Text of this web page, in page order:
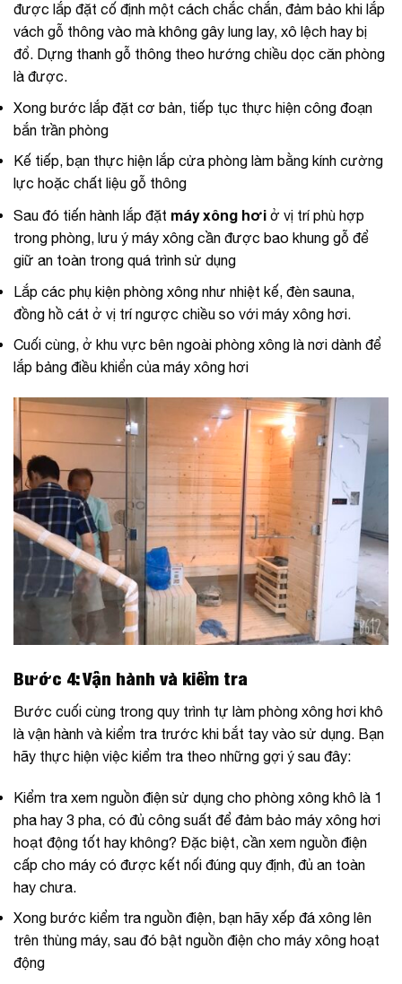
được lắp đặt cố định một cách chắc chắn, đảm bảo khi lắp
vách gỗ thông vào mà không gây lung lay, xô lệch hay bị
đổ. Dựng thanh gỗ thông theo hướng chiều dọc căn phòng
là được.
Xong bước lắp đặt cơ bản, tiếp tục thực hiện công đoạn
bắn trần phòng
Kế tiếp, bạn thực hiện lắp cửa phòng làm bằng kính cường
lực hoặc chất liệu gỗ thông
Sau đó tiến hành lắp đặt máy xông hơi ở vị trí phù hợp
trong phòng, lưu ý máy xông cần được bao khung gỗ để
giữ an toàn trong quá trình sử dụng
Lắp các phụ kiện phòng xông như nhiệt kế, đèn sauna,
đồng hồ cát ở vị trí ngược chiều so với máy xông hơi.
Cuối cùng, ở khu vực bên ngoài phòng xông là nơi dành để
lắp bảng điều khiển của máy xông hơi
Bước 4: Vận hành và kiểm tra
Bước cuối cùng trong quy trình tự làm phòng xông hơi khô
là vận hành và kiểm tra trước khi bắt tay vào sử dụng. Bạn
hãy thực hiện việc kiểm tra theo những gợi ý sau đây:
Kiểm tra xem nguồn điện sử dụng cho phòng xông khô là 1
pha hay 3 pha, có đủ công suất để đảm bảo máy xông hơi
hoạt động tốt hay không? Đặc biệt, cần xem nguồn điện
cấp cho máy có được kết nối đúng quy định, đủ an toàn
hay chưa.
Xong bước kiểm tra nguồn điện, bạn hãy xếp đá xông lên
trên thùng máy, sau đó bật nguồn điện cho máy xông hoạt
động